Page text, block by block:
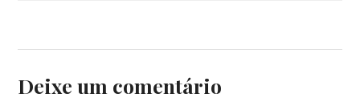
Deixe um comentário